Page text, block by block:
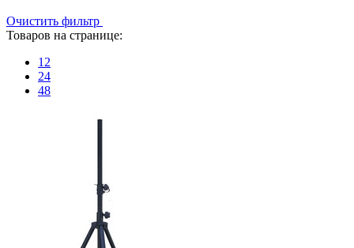
Очистить фильтр
Товаров на странице:
12
24
48